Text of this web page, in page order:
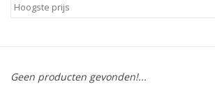
Geen producten gevonden!...